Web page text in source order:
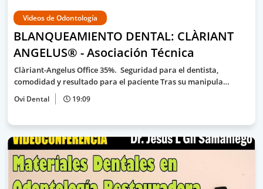
Videos de Odontología
BLANQUEAMIENTO DENTAL: CLÀRIANT
ANGELUS® - Asociación Técnica
Clàriant-Angelus Office 35%. Seguridad para el dentista,
comodidad y resultado para el paciente Tras su manipula…
Ovi Dental 19:09